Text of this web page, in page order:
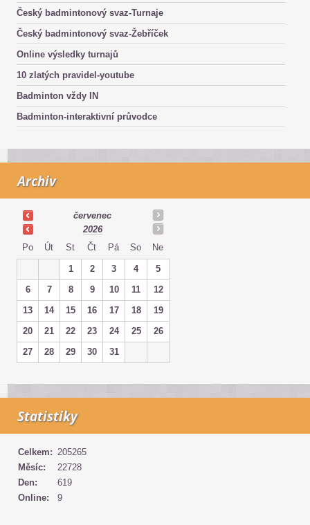
Český badmintonový svaz-Turnaje
Český badmintonový svaz-Žebříček
Online výsledky turnajů
10 zlatých pravidel-youtube
Badminton vždy IN
Badminton-interaktivní průvodce
Archiv
červenec
2026
Po
Út St Čt Pá So Ne
1 2 3 4
5
6
7 8 9 10 11
12
13
14 15 16 17 18
19
20
21 22 23 24 25
26
27
28 29 30 31
Statistiky
Online: 9
Celkem: 205265
Měsíc:
22728
Den:
619